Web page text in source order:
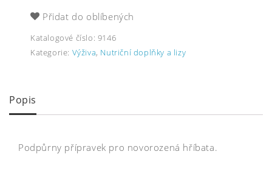
Přidat do oblíbených
Katalogové číslo: 9146
Kategorie: Výživa, Nutriční doplňky a lizy
Popis
Podpůrny přípravek pro novorozená hříbata.